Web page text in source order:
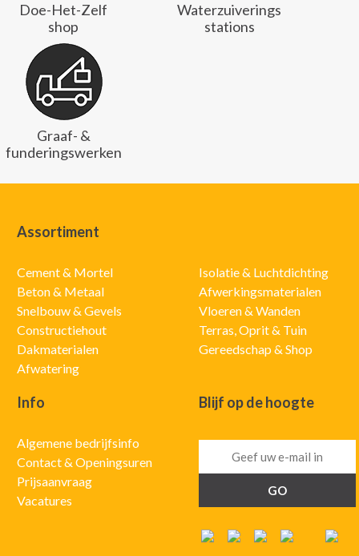
Doe-Het-Zelf
shop
Waterzuiverings
stations
Graaf- &
funderingswerken
Assortiment
Cement & Mortel
Beton & Metaal
Snelbouw & Gevels
Constructiehout
Dakmaterialen
Afwatering
Isolatie & Luchtdichting
Afwerkingsmaterialen
Vloeren & Wanden
Terras, Oprit & Tuin
Gereedschap & Shop
Info
Algemene bedrijfsinfo
Contact & Openingsuren
Prijsaanvraag
Vacatures
Blijf op de hoogte